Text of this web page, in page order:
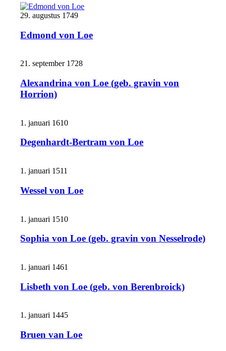
29. augustus 1749
Edmond von Loe
21. september 1728
Alexandrina von Loe (geb. gravin von
Horrion)
1. januari 1610
Degenhardt-Bertram von Loe
1. januari 1511
Wessel von Loe
1. januari 1510
Sophia von Loe (geb. gravin von Nesselrode)
1. januari 1461
Lisbeth von Loe (geb. von Berenbroick)
1. januari 1445
Bruen van Loe